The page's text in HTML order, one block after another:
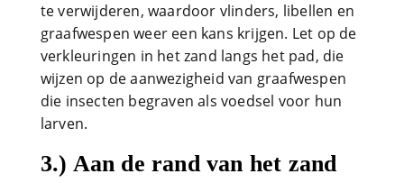
te verwijderen, waardoor vlinders, libellen en
graafwespen weer een kans krijgen. Let op de
verkleuringen in het zand langs het pad, die
wijzen op de aanwezigheid van graafwespen
die insecten begraven als voedsel voor hun
larven.
3.) Aan de rand van het zand